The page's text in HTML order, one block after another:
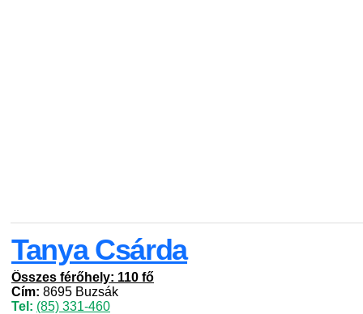
Tanya Csárda
Összes férőhely: 110 fő
Cím: 8695 Buzsák
Tel: (85) 331-460